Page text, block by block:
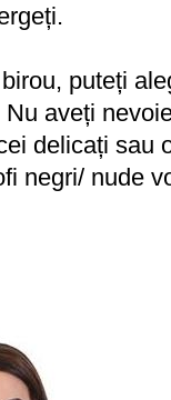
puteți
aveți
delicați sau
negri/ nude